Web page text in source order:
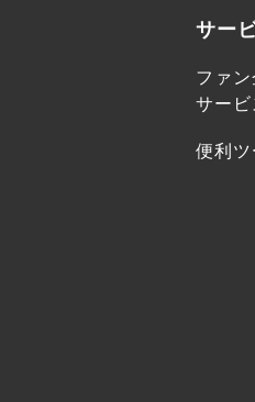
サー
ファ
サービ
便利ツ